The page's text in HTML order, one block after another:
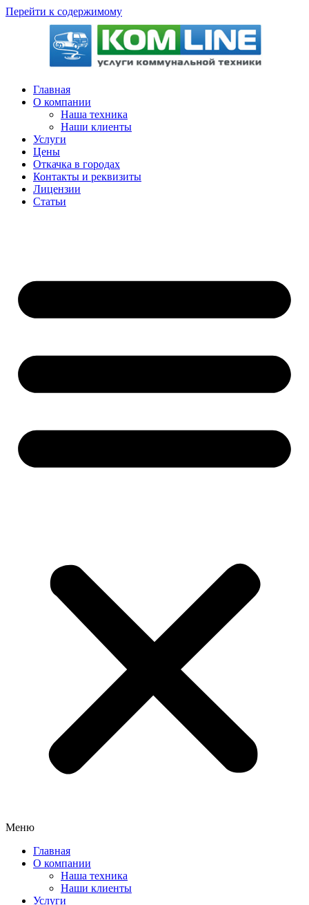
Перейти к содержимому
Главная
О компании
Наша техника
Наши клиенты
Услуги
Цены
Откачка в городах
Контакты и реквизиты
Лицензии
Статьи
Меню
Главная
О компании
Наша техника
Наши клиенты
Услуги